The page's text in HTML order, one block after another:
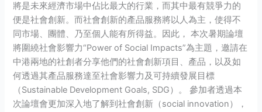
將是未來經濟市場中佔比最大的行業，而其中最有競爭力的
便是社會創新。而社會創新的產品服務將以人為主，使得不
同市場、團體、乃至個人能有所得益。因此， 本次暑期論壇
將圍繞社會影響力“Power of Social Impacts”為主題，邀請在
中港兩地的社創者分享他們的社會創新項目、產品，以及如
何透過其產品服務達至社會影響力及可持續發展目標
（Sustainable Development Goals, SDG）。 參加者透過本
次論壇會更加深入地了解到社會創新（social innovation），